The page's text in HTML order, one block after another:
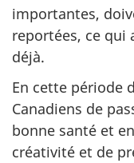
importantes,
reportées, ce
déjà.
En cette période
Canadiens de
bonne santé et
créativité et de